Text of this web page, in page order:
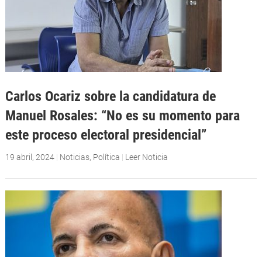
Carlos Ocariz sobre la candidatura de
Manuel Rosales: “No es su momento para
este proceso electoral presidencial”
19 abril, 2024| Noticias, Política | Leer Noticia